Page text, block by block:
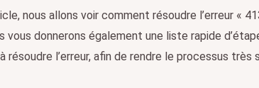
nous allons voir comment résoudre l’erreur «
vous donnerons également une liste rapide
résoudre l’erreur, afin de rendre le processus très